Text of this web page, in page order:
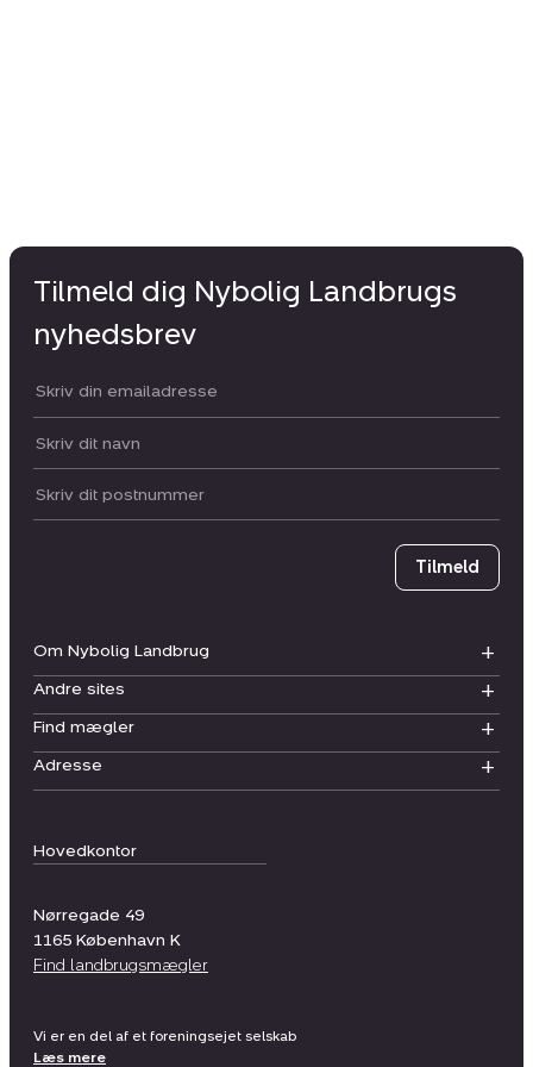
Hovedkontor
Nørregade 49
1165 København K
Find landbrugsmægler
Om Nybolig Landbrug
Andre sites
Find mægler
Adresse
Tilmeld dig Nybolig Landbrugs
nyhedsbrev
Din email:
Dit navn:
Postnummer
Tilmeld
Vi er en del af et foreningsejet selskab
Læs mere